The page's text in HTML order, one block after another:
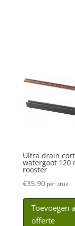
Ultra drain
watergoot 120
rooster
€35.90per stuk
Toevoegen
offerte